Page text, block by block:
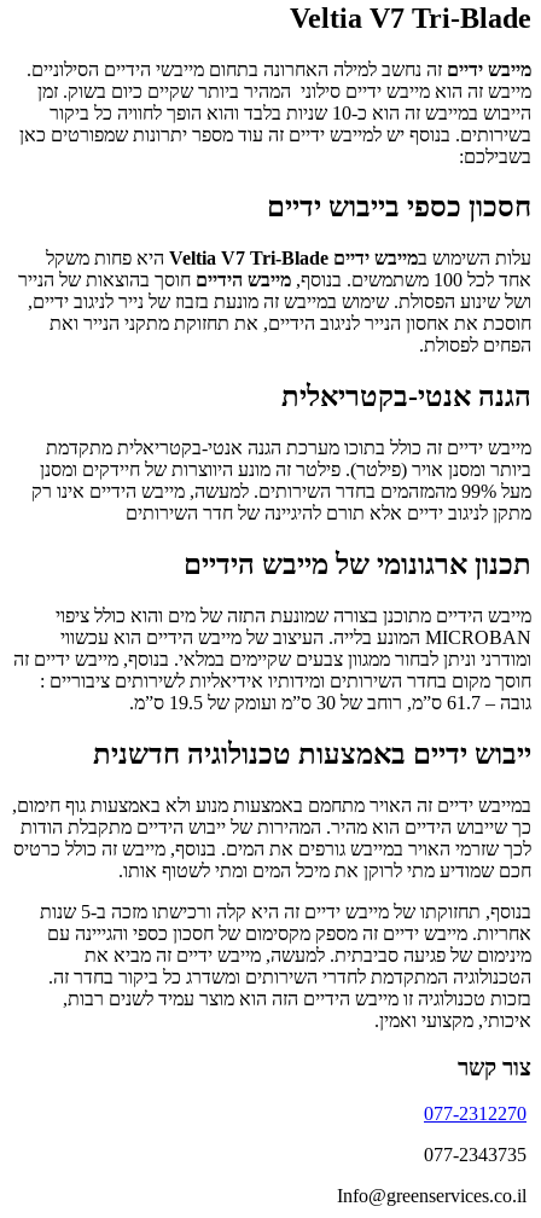
Veltia V7 Tri-Blade
מייבש ידיים זה נחשב למילה האחרונה בתחום מייבשי הידיים הסילוניים.
מייבש זה הוא מייבש ידיים סילוני המהיר ביותר שקיים כיום בשוק. זמן
הייבוש במייבש זה הוא כ-10 שניות בלבד והוא הופך לחוויה כל ביקור
בשירותים. בנוסף יש למייבש ידיים זה עוד מספר יתרונות שמפורטים כאן
בשבילכם:
חסכון כספי בייבוש ידיים
עלות השימוש במייבש ידיים
היא פחות משקל
אחד לכל 100 משתמשים. בנוסף,
מייבש הידיים חוסך בהוצאות של הנייר
ושל שינוע הפסולת. שימוש במייבש זה מונעת בזבוז של נייר לניגוב ידיים,
חוסכת את אחסון הנייר לניגוב הידיים, את תחזוקת מתקני הנייר ואת
הפחים לפסולת.
הגנה אנטי-בקטריאלית
מייבש ידיים זה כולל בתוכו מערכת הגנה אנטי-בקטריאלית מתקדמת
ביותר ומסנן אויר (פילטר). פילטר זה מונע היווצרות של חיידקים ומסנן
מעל 99% מהמזהמים בחדר השירותים. למעשה, מייבש הידיים אינו רק
מתקן לניגוב ידיים אלא תורם להיגיינה של חדר השירותים
תכנון ארגונומי של מייבש הידיים
מייבש הידיים מתוכנן בצורה שמונעת התזה של מים והוא כולל ציפוי
MICROBAN המונע בלייה. העיצוב של מייבש הידיים הוא עכשווי
ומודרני וניתן לבחור ממגוון צבעים שקיימים במלאי. בנוסף, מייבש ידיים זה
חוסך מקום בחדר השירותים ומידותיו אידיאליות לשירותים ציבוריים :
גובה – 61.7 ס”מ, רוחב של 30 ס”מ ועומק של 19.5 ס”מ.
ייבוש ידיים באמצעות טכנולוגיה חדשנית
במייבש ידיים זה האויר מתחמם באמצעות מנוע ולא באמצעות גוף חימום,
כך שייבוש הידיים הוא מהיר. המהירות של ייבוש הידיים מתקבלת הודות
לכך שזרמי האויר במייבש גורפים את המים. בנוסף, מייבש זה כולל כרטיס
חכם שמודיע מתי לרוקן את מיכל המים ומתי לשטוף אותו.
בנוסף, תחזוקתו של מייבש ידיים
זה היא קלה ורכישתו מזכה ב-5 שנות
אחריות. מייבש ידיים זה מספק מקסימום של חסכון כספי והגייינה עם
מינימום של פגיעה סביבתית. למעשה, מייבש ידיים זה מביא את
הטכנולוגיה המתקדמת לחדרי השירותים ומשדרג כל ביקור בחדר זה.
בזכות טכנולוגיה זו מייבש הידיים הזה הוא מוצר עמיד לשנים רבות,
איכותי, מקצועי ואמין.
צור קשר
077-2312270